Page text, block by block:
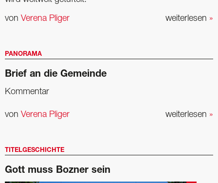
weiterlesen »
von Verena Pliger
PANORAMA
Brief an die Gemeinde
Kommentar
weiterlesen »
von Verena Pliger
TITELGESCHICHTE
Gott muss Bozner sein